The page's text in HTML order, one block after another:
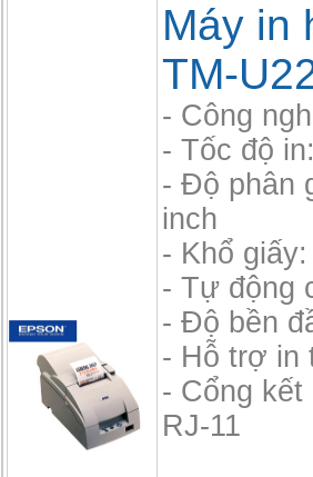
Máy in
TM-
- Công
- Tốc độ
- Độ phân
inch
- Khổ
- Tự động
- Độ bền
- Hỗ trợ in
- Cổng kết
RJ-11